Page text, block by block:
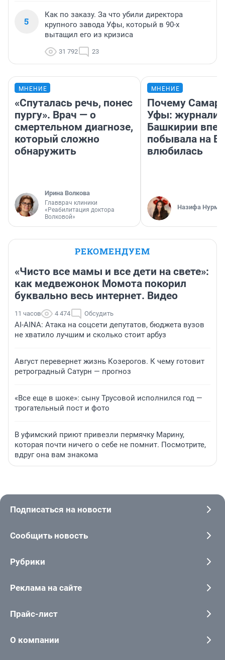
5
Как по заказу. За что убили директора
крупного завода Уфы, который в 90-х
вытащил его из кризиса
31 792 23
МНЕНИЕ
«Спуталась речь, понес
пургу». Врач — о
смертельном диагнозе,
который сложно
обнаружить
Ирина Волкова
Главврач клиники
«Реабилитация доктора
Волковой»
МНЕНИЕ
Почему
Уфы:
Башкирии
побывала на
влюбилась
Назифа
РЕКОМЕНДУЕМ
«Чисто все мамы и все дети на свете»:
как медвежонок Момота покорил
буквально весь интернет. Видео
11 часов 4 474 Обсудить
AI-AINA: Атака на соцсети депутатов, бюджета вузов
не хватило лучшим и сколько стоит арбуз
Август перевернет жизнь Козерогов. К чему готовит
ретроградный Сатурн — прогноз
«Все еще в шоке»: сыну Трусовой исполнился год —
трогательный пост и фото
В уфимский приют привезли пермячку Марину,
которая почти ничего о себе не помнит. Посмотрите,
вдруг она вам знакома
Подписаться на новости
Сообщить новость
Рубрики
Реклама на сайте
Прайс-лист
О компании